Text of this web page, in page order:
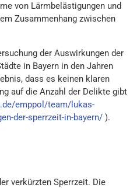
von Lärmbelästigungen und
Zusammenhang zwischen
der Auswirkungen der
in Bayern in den Jahren
dass es keinen klaren
auf die Anzahl der Delikte gibt
emppol/team/lukas-
der-sperrzeit-in-bayern/ ).
verkürzten Sperrzeit. Die